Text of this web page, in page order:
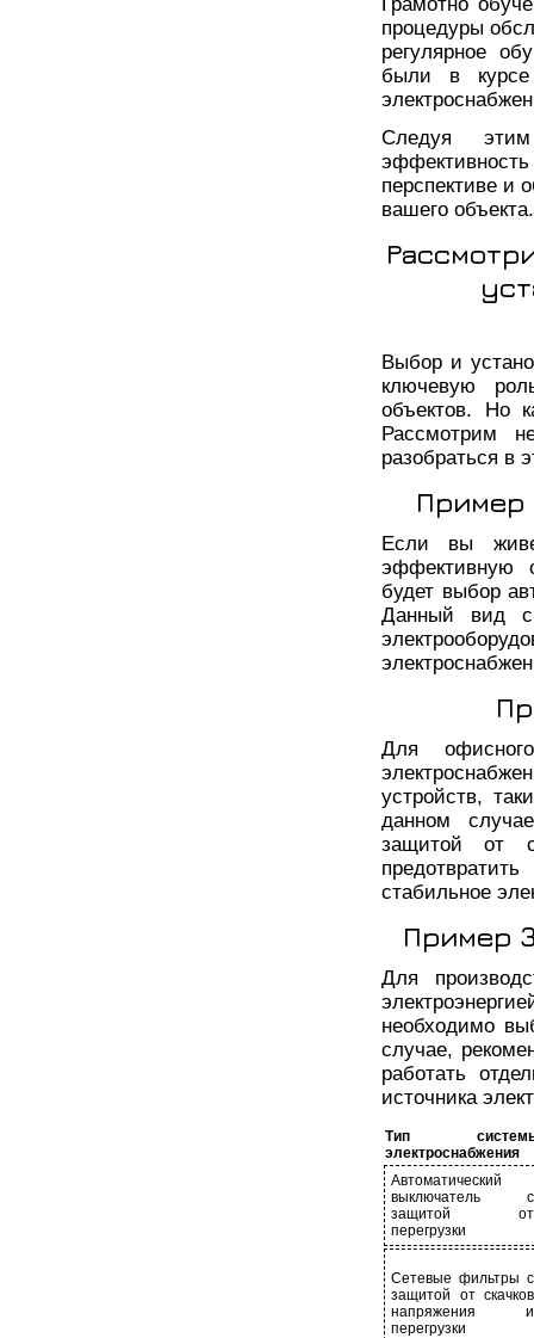
процедуры
регулярное
были в курсе
Следуя
перспективе и
вашего объекта.
Выбор и
ключевую
объектов. Но
Рассмотрим
разобраться в
Пример
Если вы
эффективную
будет выбор
Данный вид
Для
устройств,
данном
защитой от
стабильное
Пример
Для
необходимо
случае,
работать
источника
Тип
электроснабжения
Автоматический
выключатель с
защитой от
перегрузки
Сетевые фильтры с
защитой от скачков
напряжения и
перегрузки